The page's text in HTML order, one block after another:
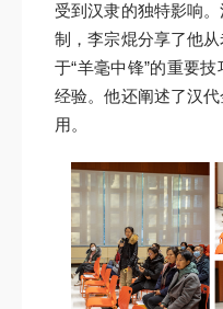
受到汉隶的独特影响
制，李宗焜分享了他
于“羊毫中锋”的重要
经验。他还阐述了汉
用。